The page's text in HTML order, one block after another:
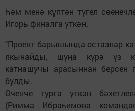
Һәм менә күптән түгел
Игорь финалга үткән.
"Проект барышында остазлар
якынайды, шүңа күрә үз
катнашучы арасыннан берсен
булды.
Өченче турга үткән
(Римма Ибраһимова